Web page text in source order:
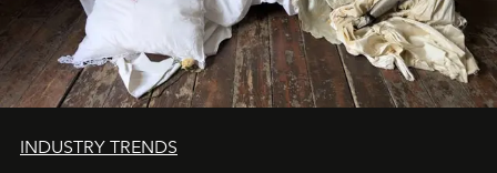
INDUSTRY TRENDS